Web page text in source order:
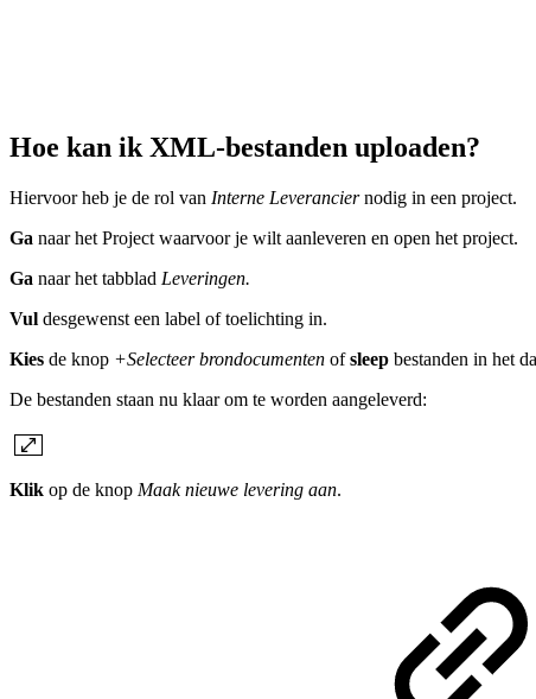
Hoe kan ik XML-bestanden uploaden?
Hiervoor heb je de rol van Interne Leveranciernodig in een project.
Ga naar het Project waarvoor je wilt aanleveren en open het project.
Ga naar het tabblad Leveringen.
Vul desgewenst een label of toelichting in.
Kies de knop +Selecteer brondocumenten ofsleep bestanden in het
De bestanden staan nu klaar om te worden aangeleverd:
Klik op de knop Maak nieuwe levering aan.